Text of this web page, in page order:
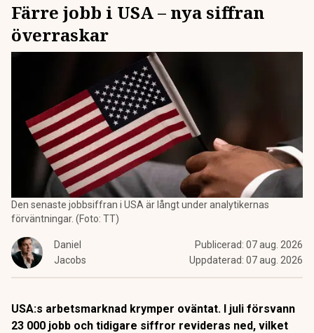
Färre jobb i USA – nya siffran
överraskar
Den senaste jobbsiffran i USA är långt under analytikernas
förväntningar. (Foto: TT)
Daniel
Jacobs
Publicerad: 07 aug. 2026
Uppdaterad: 07 aug. 2026
USA:s arbetsmarknad krymper oväntat. I juli försvann
23 000 jobb och tidigare siffror revideras ned, vilket